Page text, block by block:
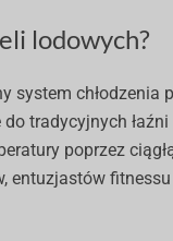
lodowych?
system
tradycyjnych
poprzez
entuzjastów